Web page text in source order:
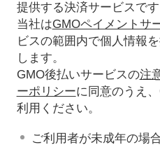
提供する決済サービスです
当社はGMOペイメントサ
ビスの範囲内で個人情報
します。
GMO後払いサービスの注
ーポリシーに同意のうえ
利用ください。
ご利用者が未成年の場